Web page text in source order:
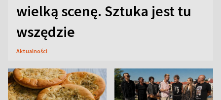
wielką scenę. Sztuka jest tu
wszędzie
Aktualności